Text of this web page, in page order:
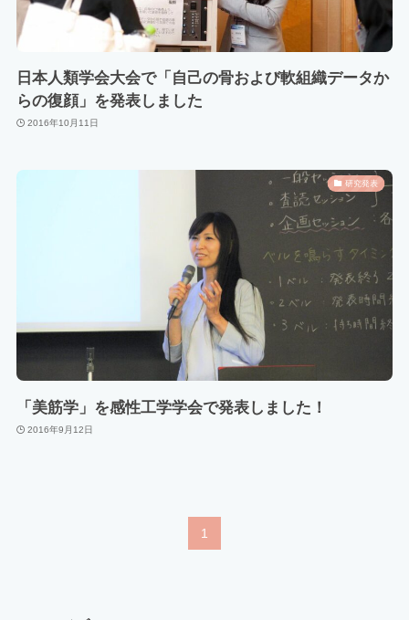
日本人類学会大会で「自己の骨および軟組織データか
らの復顔」を発表しました
2016年10月11日
研究発表
「美筋学」を感性工学学会で発表しました！
2016年9月12日
1